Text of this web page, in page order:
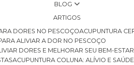
BLOG
ARTIGOS
DORES NO PESCOÇO
ACUPUNTURA
ALIVIAR A DOR NO PESCOÇO
DORES E MELHORAR SEU BEM-ESTAR
ACUPUNTURA COLUNA: ALÍVIO E